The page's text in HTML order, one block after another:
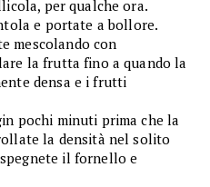
per qualche ora.
e portate a bollore.
mescolando con
la frutta fino a quando la
densa e i frutti
pochi minuti prima che la
la densità nel solito
il fornello e